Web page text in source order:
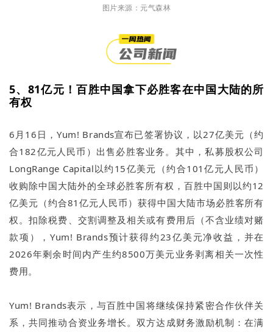
图片来源：元气森林
5、81亿元！百胜中国拿下必胜客在中国大陆的所
有权
6月16日，Yum! Brands宣布已签署协议，以27亿美元（约
合182亿元人民币）出售必胜客业务。其中，私募股权公司
LongRange Capital以约15亿美元（约合101亿元人民币）
收购除中国大陆外的全球必胜客所有权，百胜中国则以约12
亿美元（约合81亿元人民币）获得中国大陆市场必胜客所有
权。扣除税费、交割调整及相关或有费用后（不含业绩对赌
款项），Yum! Brands预计获得约23亿美元净收益，并在
2026年剩余时间内产生约8500万美元业务剥离相关一次性
费用。
Yum! Brands表示，与百胜中国将继续保持紧密合作伙伴关
系，共同推动合资业务增长。双方达成财务激励机制：在满